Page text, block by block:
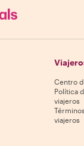
Centro
Política
viajeros
viajeros